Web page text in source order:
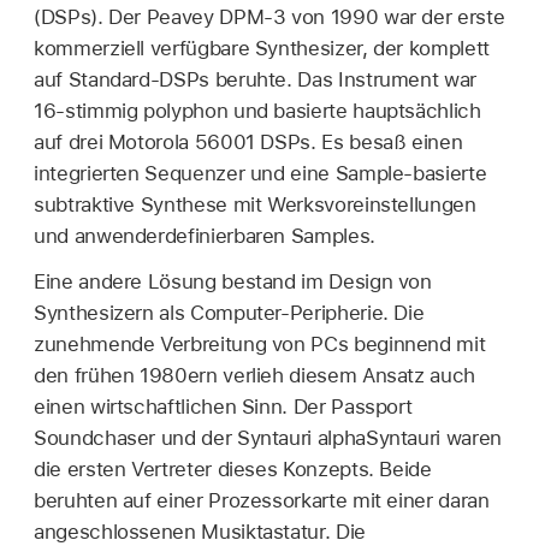
(DSPs). Der Peavey DPM-3 von 1990 war der erste
kommerziell verfügbare Synthesizer, der komplett
auf Standard-DSPs beruhte. Das Instrument war
16-stimmig polyphon und basierte hauptsächlich
auf drei Motorola 56001 DSPs. Es besaß einen
integrierten Sequenzer und eine Sample-basierte
subtraktive Synthese mit Werksvoreinstellungen
und anwenderdefinierbaren Samples.
Eine andere Lösung bestand im Design von
Synthesizern als Computer-Peripherie. Die
zunehmende Verbreitung von PCs beginnend mit
den frühen 1980ern verlieh diesem Ansatz auch
einen wirtschaftlichen Sinn. Der Passport
Soundchaser und der Syntauri alphaSyntauri waren
die ersten Vertreter dieses Konzepts. Beide
beruhten auf einer Prozessorkarte mit einer daran
angeschlossenen Musiktastatur. Die